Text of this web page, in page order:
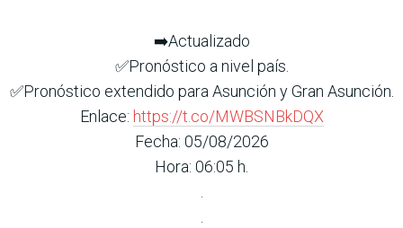
➡️Actualizado
✅Pronóstico a nivel país.
✅Pronóstico extendido para Asunción y Gran Asunción.
Enlace: https://t.co/MWBSNBkDQX
Fecha: 05/08/2026
Hora: 06:05 h.
.
.